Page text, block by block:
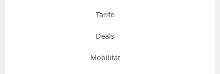
Tarife
Deals
Mobilität